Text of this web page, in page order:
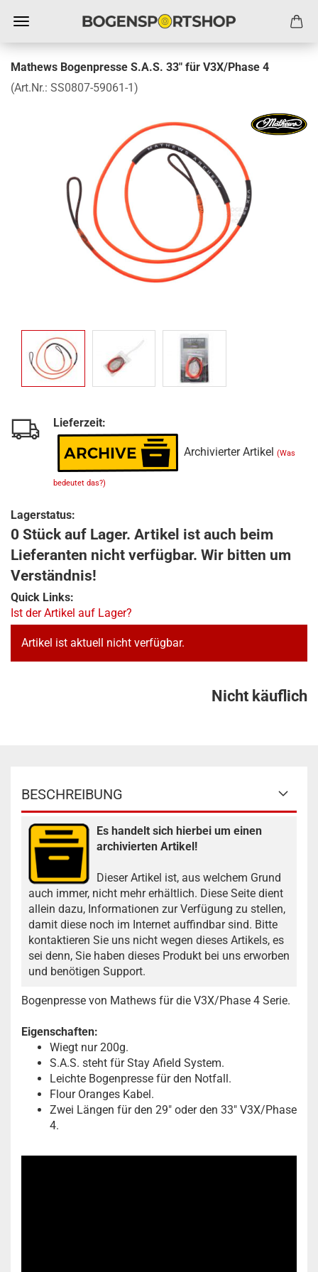
Mathews Bogenpresse S.A.S. 33" für V3X/Phase 4
(Art.Nr.: SS0807-59061-1)
Lieferzeit:
Archivierter Artikel (Was
bedeutet das?)
Lagerstatus:
0 Stück auf Lager. Artikel ist auch beim
Lieferanten nicht verfügbar. Wir bitten um
Verständnis!
Quick Links:
Ist der Artikel auf Lager?
Artikel ist aktuell nicht verfügbar.
Nicht käuflich
BESCHREIBUNG
Es handelt sich hierbei um einen
archivierten Artikel!
Dieser Artikel ist, aus welchem Grund
auch immer, nicht mehr erhältlich. Diese Seite dient
allein dazu, Informationen zur Verfügung zu stellen,
damit diese noch im Internet auffindbar sind. Bitte
kontaktieren Sie uns nicht wegen dieses Artikels, es
sei denn, Sie haben dieses Produkt bei uns erworben
und benötigen Support.
Bogenpresse von Mathews für die V3X/Phase 4 Serie.
Eigenschaften:
Wiegt nur 200g.
S.A.S. steht für Stay Afield System.
Leichte Bogenpresse für den Notfall.
Flour Oranges Kabel.
Zwei Längen für den 29" oder den 33" V3X/Phase
4.